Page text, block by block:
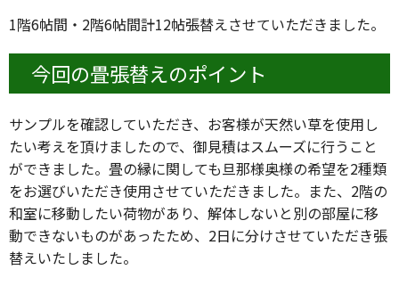
1階6帖間・2階6帖間計12帖張替えさせていただきました。
今回の畳張替えのポイント
サンプルを確認していただき、お客様が天然い草を使用し
たい考えを頂けましたので、御見積はスムーズに行うこと
ができました。畳の縁に関しても旦那様奥様の希望を2種類
をお選びいただき使用させていただきました。また、2階の
和室に移動したい荷物があり、解体しないと別の部屋に移
動できないものがあったため、2日に分けさせていただき張
替えいたしました。